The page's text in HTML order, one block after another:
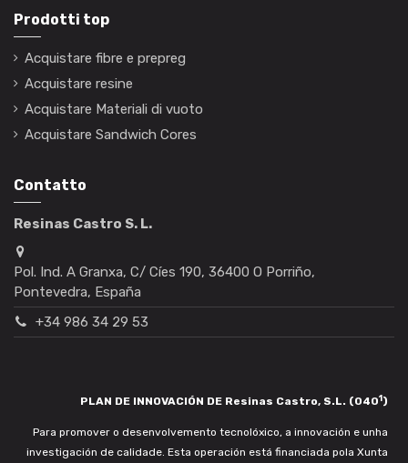
Prodotti top
Acquistare fibre e prepreg
Acquistare resine
Acquistare Materiali di vuoto
Acquistare Sandwich Cores
Contatto
Resinas Castro S. L.
Pol. Ind. A Granxa, C/ Cíes 190, 36400 O Porriño,
Pontevedra, España
+34 986 34 29 53
PLAN DE INNOVACIÓN DE Resinas Castro, S.L. (0401)
Para promover o desenvolvemento tecnolóxico, a innovación e unha
investigación de calidade. Esta operación está financiada pola Xunta